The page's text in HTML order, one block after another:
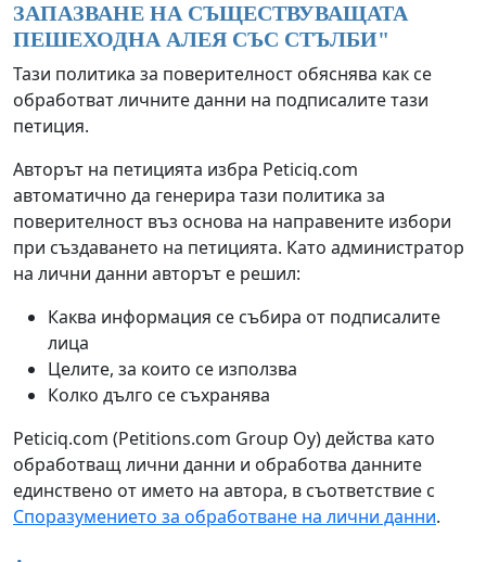
ЗАПАЗВАНЕ НА СЪЩЕСТВУВАЩАТА
ПЕШЕХОДНА АЛЕЯ СЪС СТЪЛБИ"
Тази политика за поверителност обяснява как се
обработват личните данни на подписалите тази
петиция.
Авторът на петицията избра Peticiq.com
автоматично да генерира тази политика за
поверителност въз основа на направените избори
при създаването на петицията. Като администратор
на лични данни авторът е решил:
Каква информация се събира от подписалите
лица
Целите, за които се използва
Колко дълго се съхранява
Peticiq.com (Petitions.com Group Oy) действа като
обработващ лични данни и обработва данните
единствено от името на автора, в съответствие с
Споразумението за обработване на лични данни.